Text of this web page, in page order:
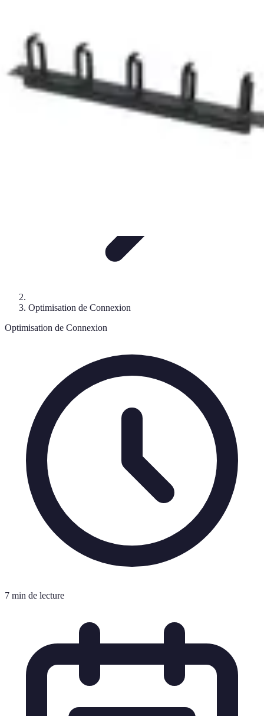
Connexion
Connexion Rapide
Optimisation de Connexion
Optimisation de Connexion
7 min de lecture